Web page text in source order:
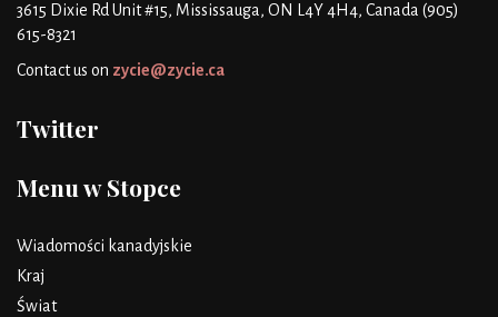
3615 Dixie Rd Unit #15, Mississauga, ON L4Y 4H4, Canada (905)
615-8321
Contact us on zycie@zycie.ca
Twitter
Menu w Stopce
Wiadomości kanadyjskie
Kraj
Świat